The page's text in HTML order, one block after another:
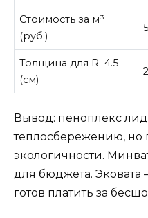
Стоимость за м³
(руб.)
Толщина для R=4.5
(см)
Вывод: пеноплекс
теплосбережению, но
экологичности.
для бюджета. Эковата
готов платить за